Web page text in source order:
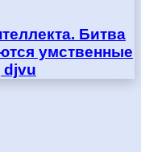
Битва
умственные
djvu